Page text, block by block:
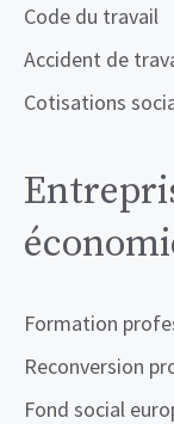
Code du travail
Accident de
Cotisations
Formation
Reconversion
Fond social